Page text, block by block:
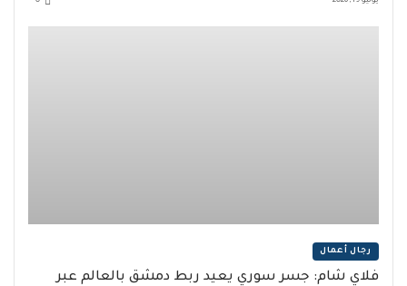
رجال أعمال
فلاي شام: جسر سوري يعيد ربط دمشق بالعالم عبر